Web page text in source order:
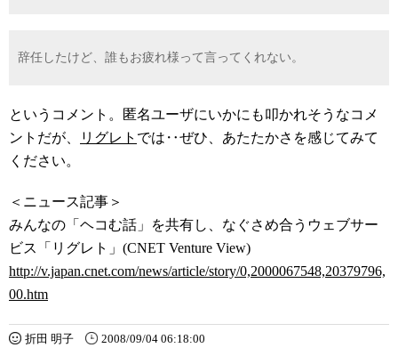
辞任したけど、誰もお疲れ様って言ってくれない。
というコメント。匿名ユーザにいかにも叩かれそうなコメ
ントだが、
リグレト では‥ぜひ、あたたかさを感じてみて
ください。
＜ニュース記事＞
みんなの「ヘコむ話」を共有し、なぐさめ合うウェブサー
ビス「リグレト」(CNET Venture View)
http://v.japan.cnet.com/news/article/story/0,2000067548,20379796,
00.htm
折田 明子 2008/09/04 06:18:00